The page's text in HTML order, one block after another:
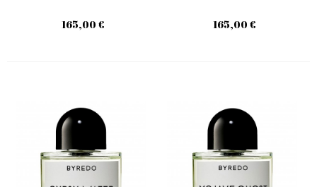
165,00 € 165,00 €